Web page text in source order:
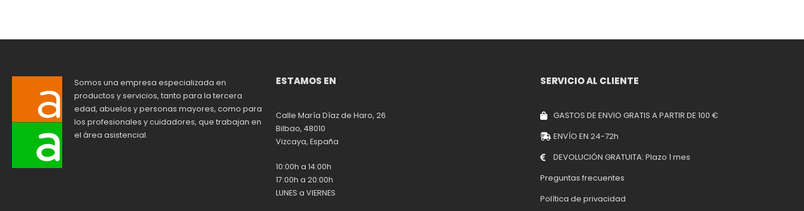
Somos una empresa especializada en
productos y servicios, tanto para la tercera
edad, abuelos y personas mayores, como para
los profesionales y cuidadores, que trabajan en
el área asistencial.
ESTAMOS EN
Calle María Díaz de Haro, 26
Bilbao, 48010
Vizcaya, España
10:00h a 14:00h
17:00h a 20:00h
LUNES a VIERNES
SERVICIO AL CLIENTE
GASTOS DE ENVIO GRATIS A PARTIR DE 100 €
ENVÍO EN 24-72h
DEVOLUCIÓN GRATUITA: Plazo 1 mes
Preguntas frecuentes
Política de privacidad